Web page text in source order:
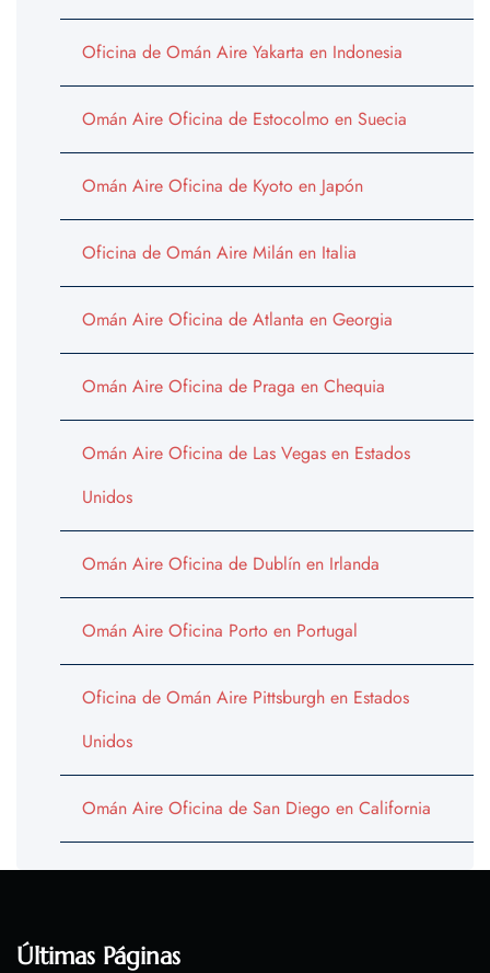
Oficina de Omán Aire Yakarta en Indonesia
Omán Aire Oficina de Estocolmo en Suecia
Omán Aire Oficina de Kyoto en Japón
Oficina de Omán Aire Milán en Italia
Omán Aire Oficina de Atlanta en Georgia
Omán Aire Oficina de Praga en Chequia
Omán Aire Oficina de Las Vegas en Estados
Unidos
Omán Aire Oficina de Dublín en Irlanda
Omán Aire Oficina Porto en Portugal
Oficina de Omán Aire Pittsburgh en Estados
Unidos
Omán Aire Oficina de San Diego en California
Últimas Páginas